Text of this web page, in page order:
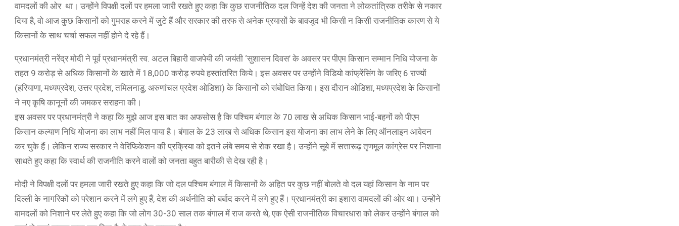
वामदलों की ओर था। उन्होंने विपक्षी दलों पर हमला जारी रखते हुए कहा कि कुछ राजनीतिक दल जिन्हें देश की जनता ने लोकतांत्रिक तरीके से नकार
दिया है, वो आज कुछ किसानों को गुमराह करने में जुटे हैं और सरकार की तरफ से अनेक प्रयासों के बावजूद भी किसी न किसी राजनीतिक कारण से ये
किसानों के साथ चर्चा सफल नहीं होने दे रहे हैं।
प्रधानमंत्री नरेंद्र मोदी ने पूर्व प्रधानमंत्री स्व. अटल बिहारी वाजपेयी की जयंती ‘सुशासन दिवस’ के अवसर पर पीएम किसान सम्मान निधि योजना के
तहत 9 करोड़ से अधिक किसानों के खाते में 18,000 करोड़ रुपये हस्तांतरित किये। इस अवसर पर उन्होंने विडियो कांफ्रेंसिंग के जरिए 6 राज्यों
(हरियाणा, मध्यप्रदेश, उत्तर प्रदेश, तमिलनाडु, अरुणांचल प्रदेश ओडिशा) के किसानों को संबोधित किया। इस दौरान ओडिशा, मध्यप्रदेश के किसानों
ने नए कृषि कानूनों की जमकर सराहना की।
इस अवसर पर प्रधानमंत्री ने कहा कि मुझे आज इस बात का अफसोस है कि पश्चिम बंगाल के 70 लाख से अधिक किसान भाई-बहनों को पीएम
किसान कल्याण निधि योजना का लाभ नहीं मिल पाया है। बंगाल के 23 लाख से अधिक किसान इस योजना का लाभ लेने के लिए ऑनलाइन आवेदन
कर चुके हैं। लेकिन राज्य सरकार ने वेरिफिकेशन की प्रक्रिया को इतने लंबे समय से रोक रखा है। उन्होंने सूबे में सत्तारूढ़ तृणमूल कांग्रेस पर निशाना
साधते हुए कहा कि स्वार्थ की राजनीति करने वालों को जनता बहुत बारीकी से देख रही है।
मोदी ने विपक्षी दलों पर हमला जारी रखते हुए कहा कि जो दल पश्चिम बंगाल में किसानों के अहित पर कुछ नहीं बोलते वो दल यहां किसान के नाम पर
दिल्ली के नागरिकों को परेशान करने में लगे हुए हैं, देश की अर्थनीति को बर्बाद करने में लगे हुए हैं। प्रधानमंत्री का इशारा वामदलों की ओर था। उन्होंने
वामदलों को निशाने पर लेते हुए कहा कि जो लोग 30-30 साल तक बंगाल में राज करते थे, एक ऐसी राजनीतिक विचारधारा को लेकर उन्होंने बंगाल को